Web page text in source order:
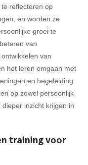
reflecteren op
en worden ze
groei te
van
van
het leren omgaan met
en begeleiding
op zowel persoonlijk
inzicht krijgen in
training voor